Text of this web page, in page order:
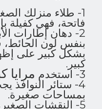
1- طلاء منزلك
فاتحة، فهي كفيلة
2- دهان إطارات
بنفس لون
بشكل كبير على
كبير.
3-
استخدم مرايا
4- ستائر
بمساحات صغيرة.
5- النقشات